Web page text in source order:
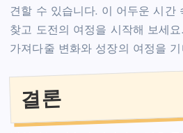
견할 수 있습니다. 이 어두운 시간
찾고 도전의 여정을 시작해 보세요
가져다줄 변화와 성장의 여정을
결론